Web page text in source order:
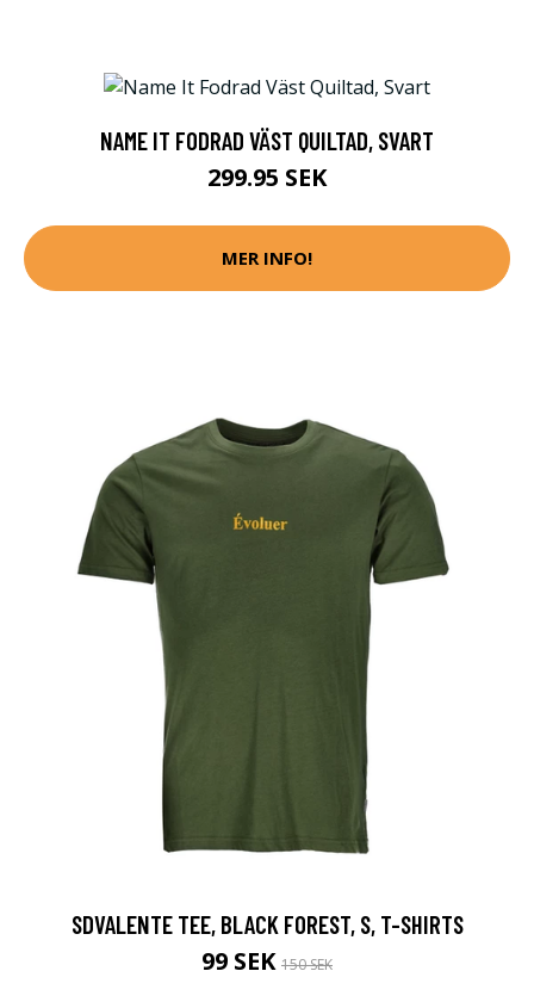
NAME IT FODRAD VÄST QUILTAD, SVART
299.95 SEK
MER INFO!
SDVALENTE TEE, BLACK FOREST, S, T-SHIRTS
99 SEK 150 SEK